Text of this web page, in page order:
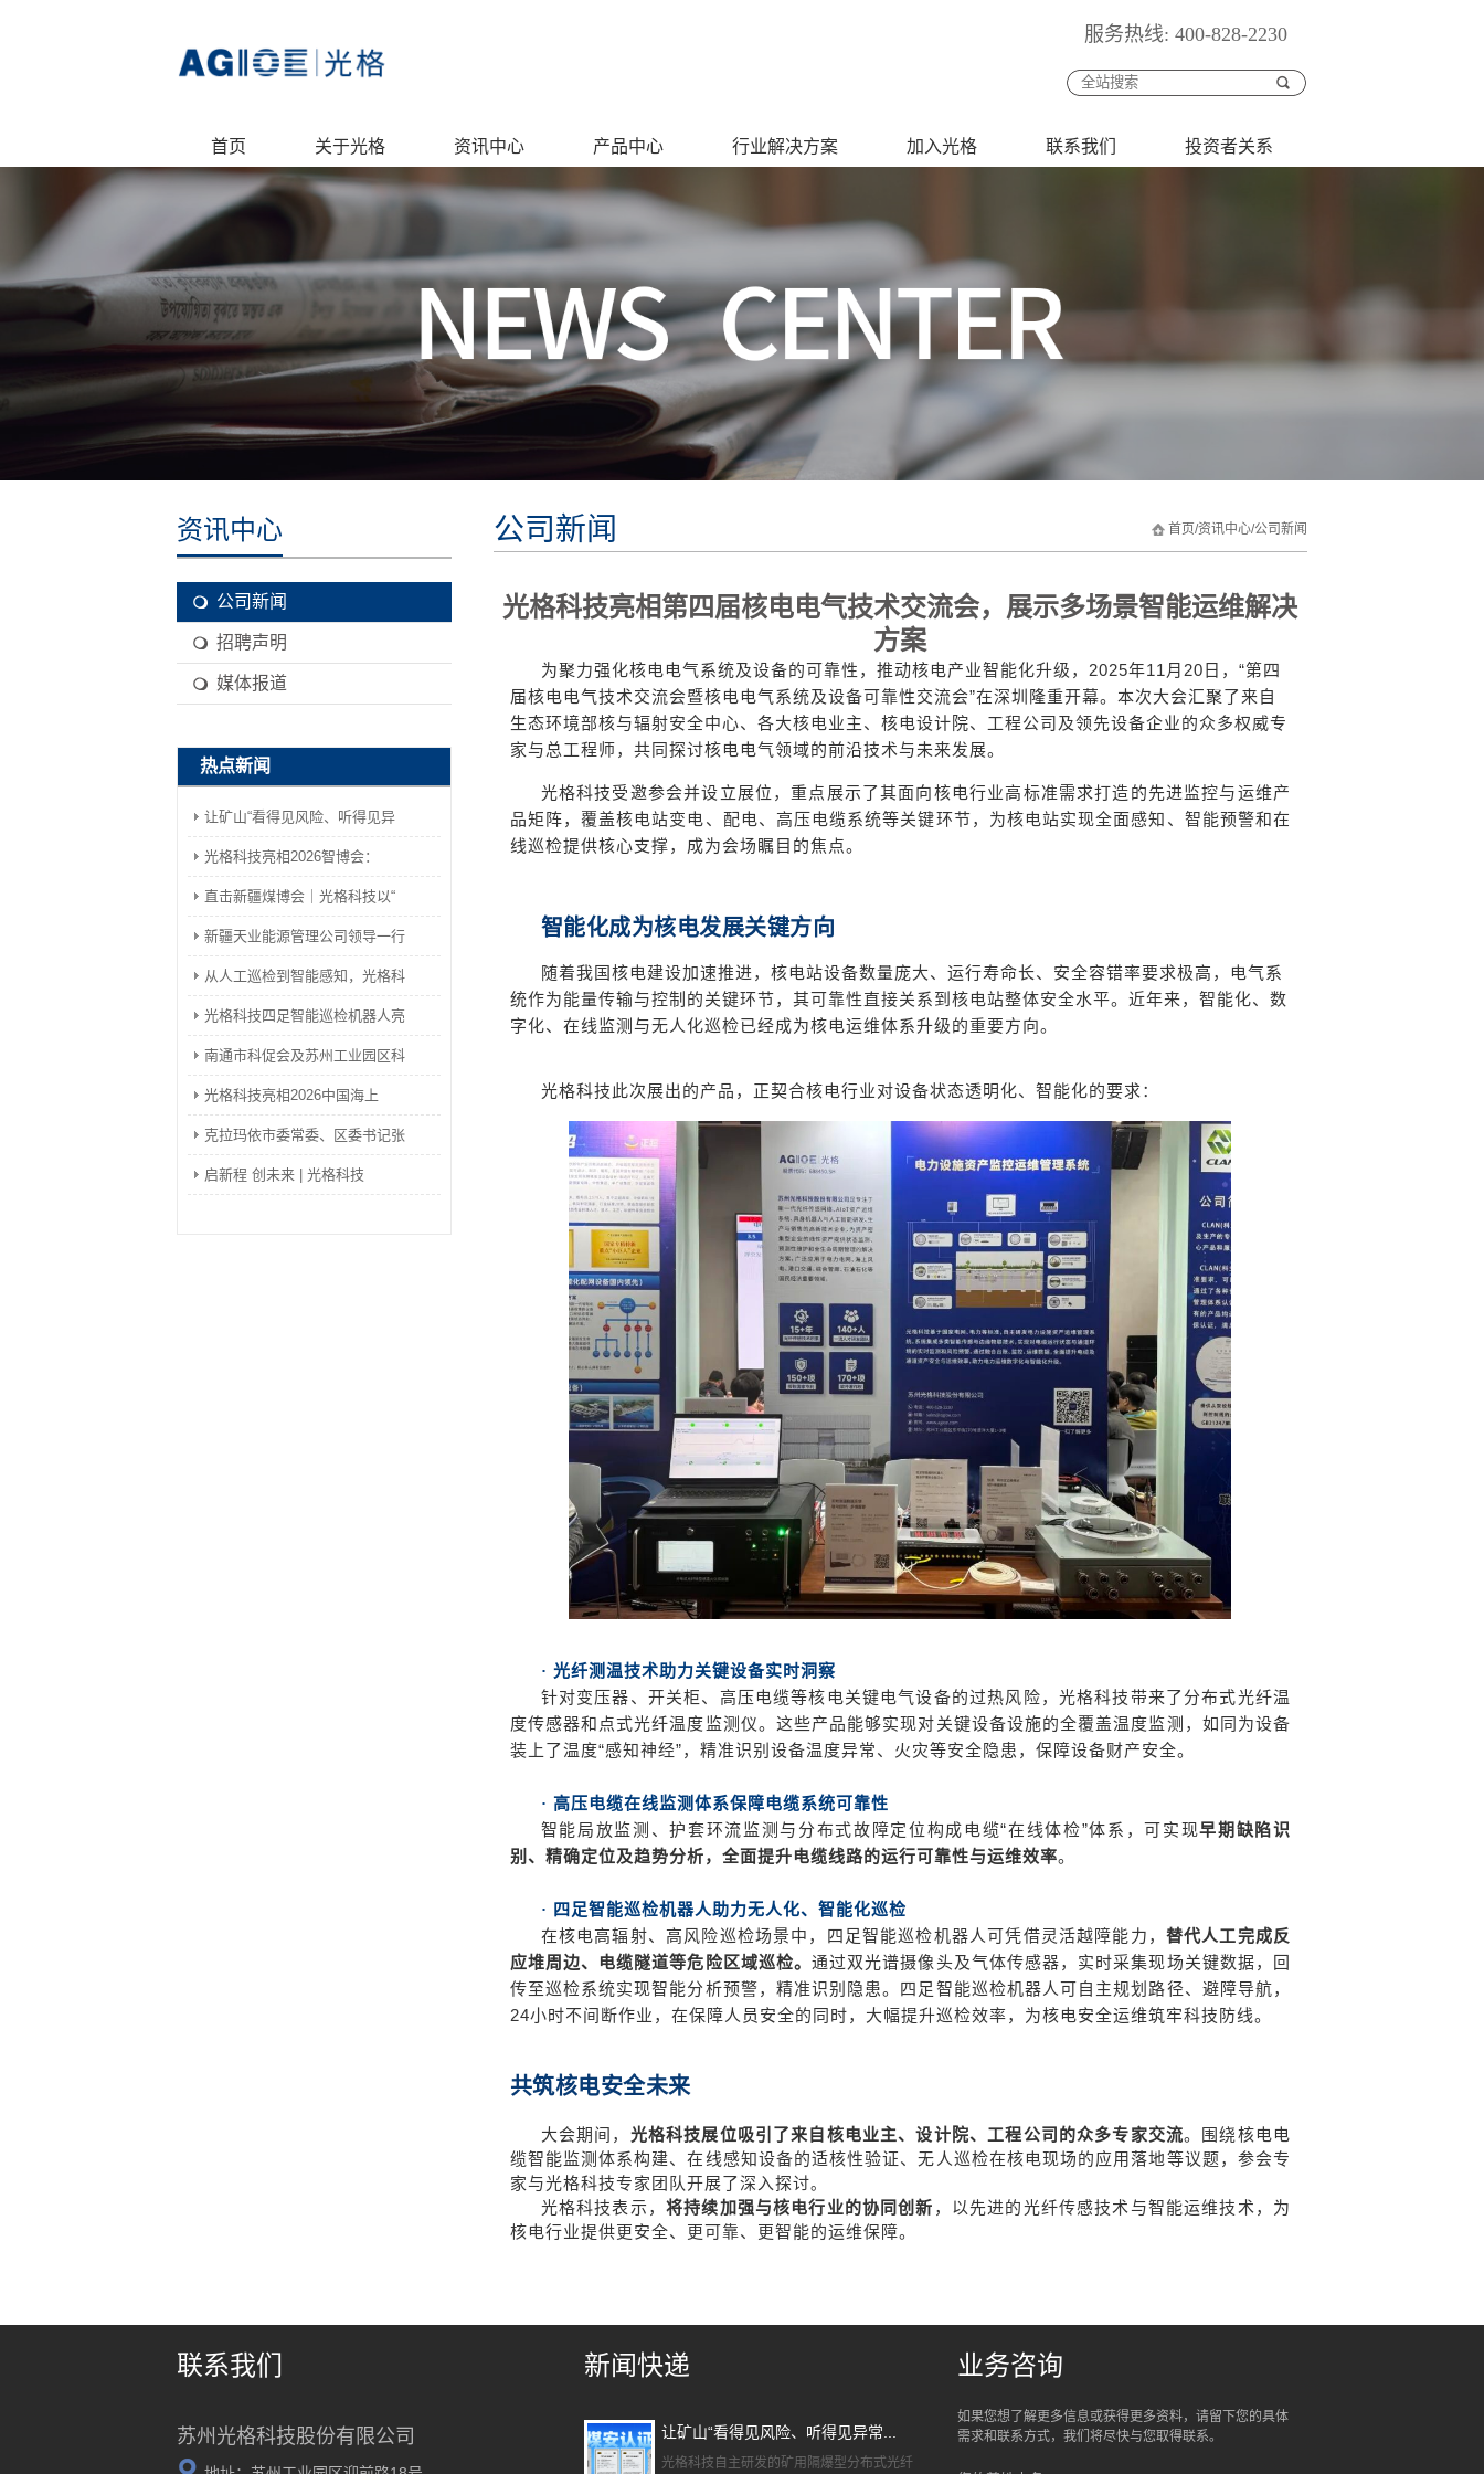
服务热线: 400-828-2230
首页 关于光格 资讯中心 产品中心 行业解决方案 加入光格 联系我们 投资者关系
资讯中心
公司新闻
招聘声明
媒体报道
热点新闻
让矿山“看得见风险、听得见异
光格科技亮相2026智博会：
直击新疆煤博会｜光格科技以“
新疆天业能源管理公司领导一行
从人工巡检到智能感知，光格科
光格科技四足智能巡检机器人亮
南通市科促会及苏州工业园区科
光格科技亮相2026中国海上
克拉玛依市委常委、区委书记张
启新程 创未来 | 光格科技
首页/资讯中心/公司新闻
公司新闻
光格科技亮相第四届核电电气技术交流会，展示多场景智能运维解决
方案
为聚力强化核电电气系统及设备的可靠性，推动核电产业智能化升级， 2025年11月20日，“第四
届核电电气技术交流会暨核电电气系统及设备可靠性交流会”在深圳隆重开幕。本次大会汇聚了来自
生态环境部核与辐射安全中心、各大核电业主、核电设计院、工程公司及领先设备企业的众多权威专
家与总工程师，共同探讨核电电气领域的前沿技术与未来发展。
光格科技受邀参会并设立展位，重点展示了其面向核电行业高标准需求打造的先进监控与运维产
品矩阵，覆盖核电站变电、配电、高压电缆系统等关键环节，为核电站实现全面感知、智能预警和在
线巡检提供核心支撑，成为会场瞩目的焦点。
智能化成为核电发展关键方向
随着我国核电建设加速推进，核电站设备数量庞大、运行寿命长、安全容错率要求极高，电气系
统作为能量传输与控制的关键环节，其可靠性直接关系到核电站整体安全水平。近年来，智能化、数
字化、在线监测与无人化巡检已经成为核电运维体系升级的重要方向。
光格科技此次展出的产品，正契合核电行业对设备状态透明化、智能化的要求：
· 光纤测温技术助力关键设备实时洞察
针对变压器、开关柜、高压电缆等核电关键电气设备的过热风险，光格科技带来了分布式光纤温
度传感器和点式光纤温度监测仪。这些产品能够实现对关键设备设施的全覆盖温度监测，如同为设备
装上了温度“感知神经”，精准识别设备温度异常、火灾等安全隐患，保障设备财产安全。
· 高压电缆在线监测体系保障电缆系统可靠性
智能局放监测、护套环流监测与分布式故障定位构成电缆“在线体检”体系，可实现早期缺陷识
别、精确定位及趋势分析，全面提升电缆线路的运行可靠性与运维效率。
· 四足智能巡检机器人助力无人化、智能化巡检
在核电高辐射、高风险巡检场景中，四足智能巡检机器人可凭借灵活越障能力， 替代人工完成反
应堆周边、电缆隧道等危险区域巡检。通过双光谱摄像头及气体传感器，实时采集现场关键数据，回
传至巡检系统实现智能分析预警，精准识别隐患。四足智能巡检机器人可自主规划路径、避障导航，
24小时不间断作业，在保障人员安全的同时，大幅提升巡检效率，为核电安全运维筑牢科技防线。
共筑核电安全未来
大会期间， 光格科技展位吸引了来自核电业主、设计院、工程公司的众多专家交流。围绕核电电
缆智能监测体系构建、在线感知设备的适核性验证、无人巡检在核电现场的应用落地等议题，参会专
家与光格科技专家团队开展了深入探讨。
光格科技表示， 将持续加强与核电行业的协同创新 ，以先进的光纤传感技术与智能运维技术，为
核电行业提供更安全、更可靠、更智能的运维保障。
联系我们
苏州光格科技股份有限公司
新闻快递
让矿山“看得见风险、听得见异常...
光格科技自主研发的矿用隔爆型分布式光纤
业务咨询
如果您想了解更多信息或获得更多资料，请留下您的具体
需求和联系方式，我们将尽快与您取得联系。